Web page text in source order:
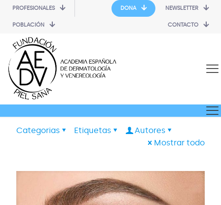
PROFESIONALES
POBLACIÓN
DONA NEWSLETTER
CONTACTO
Categorias Etiquetas
Autores
Mostrar todo